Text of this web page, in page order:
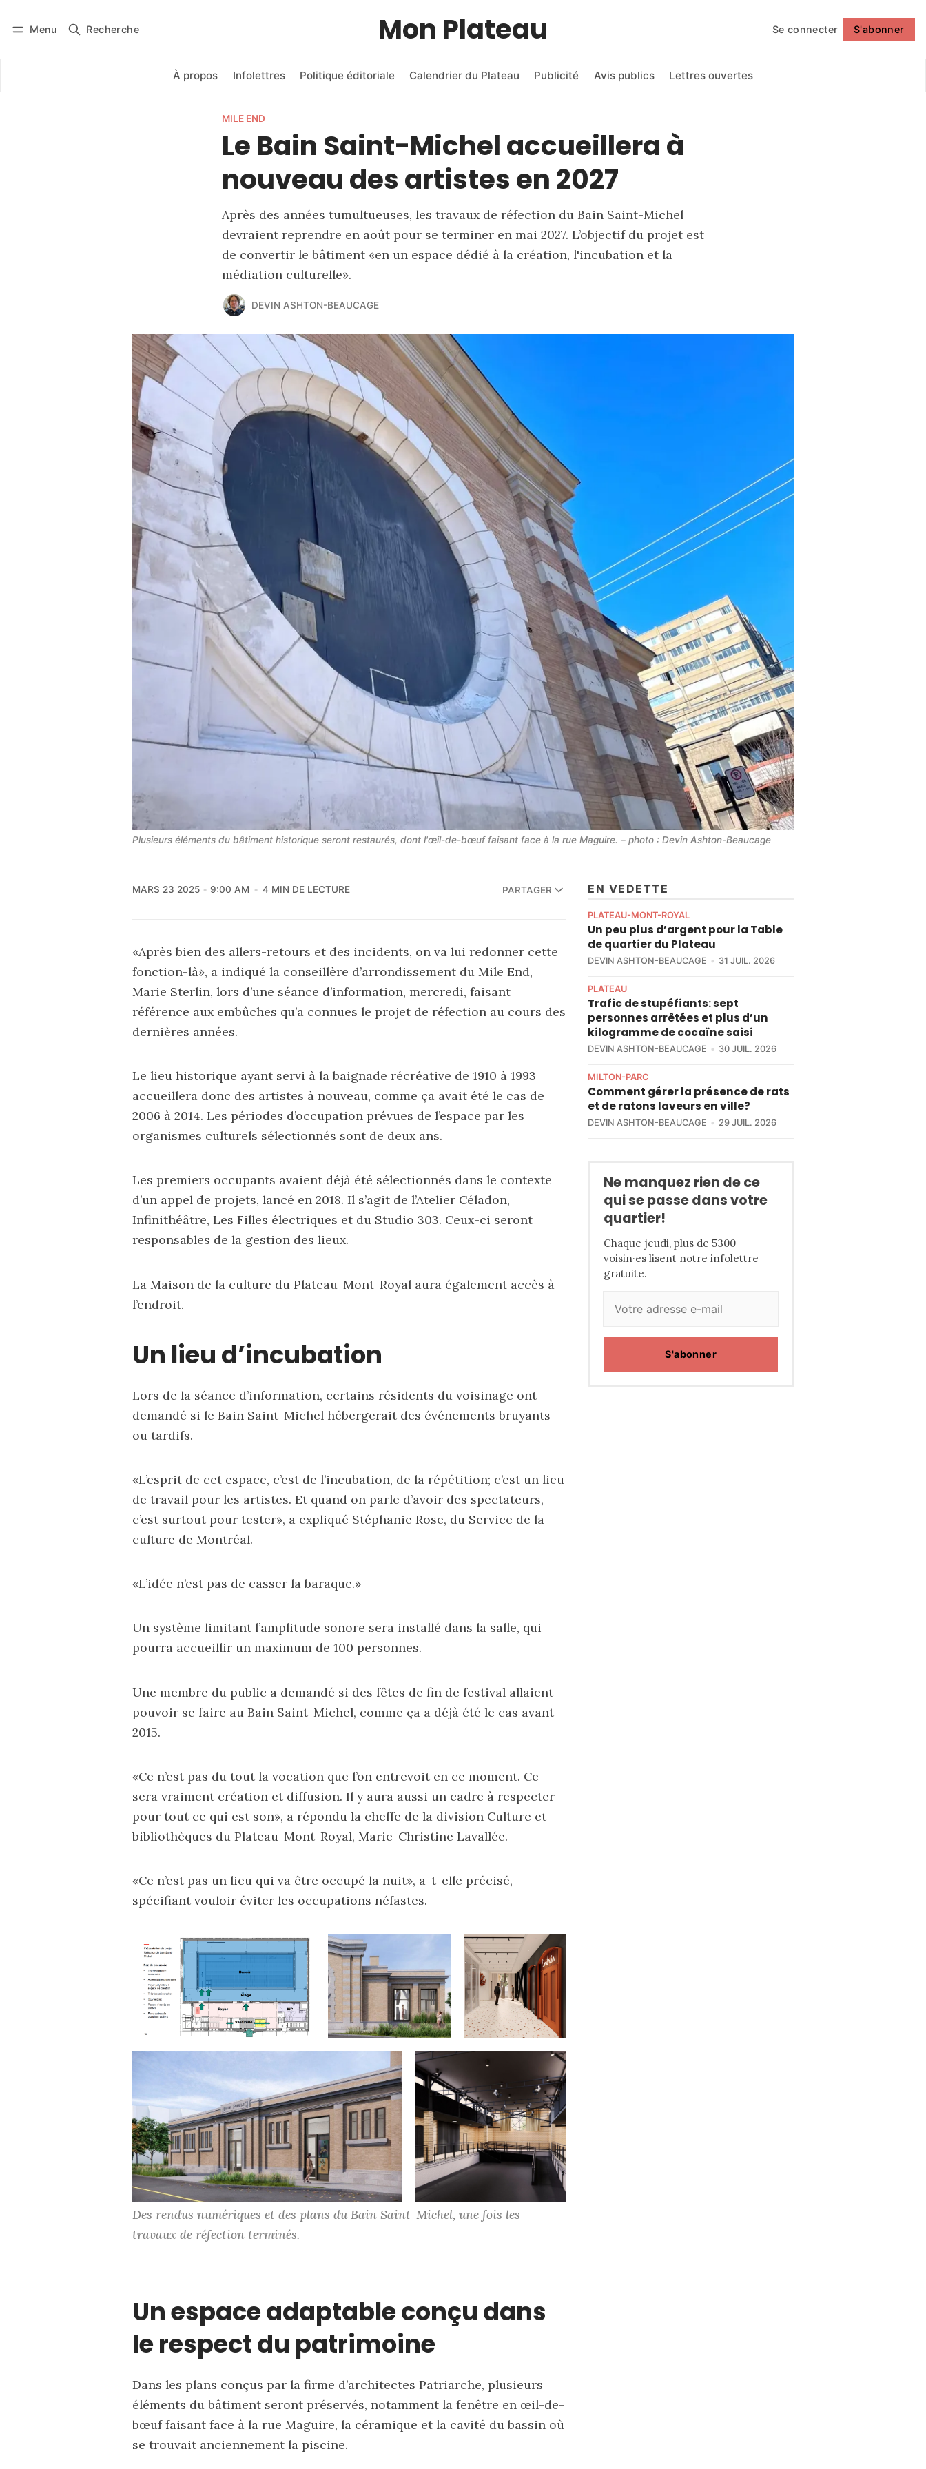
Menu Recherche Mon Plateau Se connecter S'abonner
À propos Infolettres Politique éditoriale Calendrier du Plateau Publicité Avis publics Lettres ouvertes
Se connecter Suivre
MILE END
Le Bain Saint-Michel accueillera à
nouveau des artistes en 2027
Après des années tumultueuses, les travaux de réfection du Bain Saint-Michel
devraient reprendre en août pour se terminer en mai 2027. L’objectif du projet est
de convertir le bâtiment «en un espace dédié à la création, l'incubation et la
médiation culturelle».
DEVIN ASHTON-BEAUCAGE
Plusieurs éléments du bâtiment historique seront restaurés, dont l'œil-de-bœuf faisant face à la rue Maguire. – photo : Devin Ashton-Beaucage
MARS 23 2025 9:00 AM 4 MIN DE LECTURE PARTAGER
«Après bien des allers-retours et des incidents, on va lui redonner cette
fonction-là», a indiqué la conseillère d’arrondissement du Mile End,
Marie Sterlin, lors d’une séance d’information, mercredi, faisant
référence aux embûches qu’a connues le projet de réfection au cours des
dernières années.
Le lieu historique ayant servi à la baignade récréative de 1910 à 1993
accueillera donc des artistes à nouveau, comme ça avait été le cas de
2006 à 2014. Les périodes d’occupation prévues de l’espace par les
organismes culturels sélectionnés sont de deux ans.
Les premiers occupants avaient déjà été sélectionnés dans le contexte
d’un appel de projets, lancé en 2018. Il s’agit de l’Atelier Céladon,
Infinithéâtre, Les Filles électriques et du Studio 303. Ceux-ci seront
responsables de la gestion des lieux.
La Maison de la culture du Plateau-Mont-Royal aura également accès à
l’endroit.
Un lieu d’incubation
Lors de la séance d’information, certains résidents du voisinage ont
demandé si le Bain Saint-Michel hébergerait des événements bruyants
ou tardifs.
«L’esprit de cet espace, c’est de l’incubation, de la répétition; c’est un lieu
de travail pour les artistes. Et quand on parle d’avoir des spectateurs,
c’est surtout pour tester», a expliqué Stéphanie Rose, du Service de la
culture de Montréal.
«L’idée n’est pas de casser la baraque.»
Un système limitant l’amplitude sonore sera installé dans la salle, qui
pourra accueillir un maximum de 100 personnes.
Une membre du public a demandé si des fêtes de fin de festival allaient
pouvoir se faire au Bain Saint-Michel, comme ça a déjà été le cas avant
2015.
«Ce n’est pas du tout la vocation que l’on entrevoit en ce moment. Ce
sera vraiment création et diffusion. Il y aura aussi un cadre à respecter
pour tout ce qui est son», a répondu la cheffe de la division Culture et
bibliothèques du Plateau-Mont-Royal, Marie-Christine Lavallée.
«Ce n’est pas un lieu qui va être occupé la nuit», a-t-elle précisé,
spécifiant vouloir éviter les occupations néfastes.
Des rendus numériques et des plans du Bain Saint-Michel, une fois les
travaux de réfection terminés.
Un espace adaptable conçu dans
le respect du patrimoine
Dans les plans conçus par la firme d’architectes Patriarche, plusieurs
éléments du bâtiment seront préservés, notamment la fenêtre en œil-de-
bœuf faisant face à la rue Maguire, la céramique et la cavité du bassin où
se trouvait anciennement la piscine.
EN VEDETTE
PLATEAU-MONT-ROYAL
Un peu plus d’argent pour la Table
de quartier du Plateau
DEVIN ASHTON-BEAUCAGE 31 JUIL. 2026
PLATEAU
Trafic de stupéfiants: sept
personnes arrêtées et plus d’un
kilogramme de cocaïne saisi
DEVIN ASHTON-BEAUCAGE 30 JUIL. 2026
MILTON-PARC
Comment gérer la présence de rats
et de ratons laveurs en ville?
DEVIN ASHTON-BEAUCAGE 29 JUIL. 2026
Ne manquez rien de ce
qui se passe dans votre
quartier!
Chaque jeudi, plus de 5300
voisin·es lisent notre infolettre
gratuite.
S'abonner